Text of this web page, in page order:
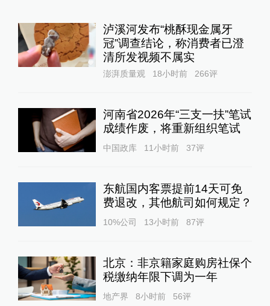
泸溪河发布“桃酥现金属牙
冠”调查结论，称消费者已澄
清所发视频不属实
澎湃质量观 18小时前 266评
河南省2026年“三支一扶”笔试
成绩作废，将重新组织笔试
中国政库 11小时前 37评
东航国内客票提前14天可免
费退改，其他航司如何规定？
10%公司 13小时前 87评
北京：非京籍家庭购房社保个
税缴纳年限下调为一年
地产界 8小时前 56评